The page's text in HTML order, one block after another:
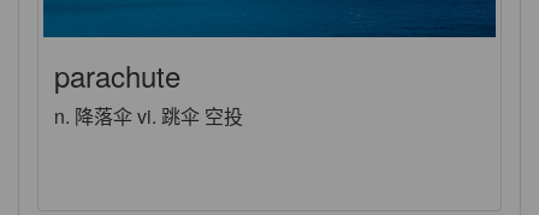
parachute
n. 降落伞 vi. 跳伞 空投